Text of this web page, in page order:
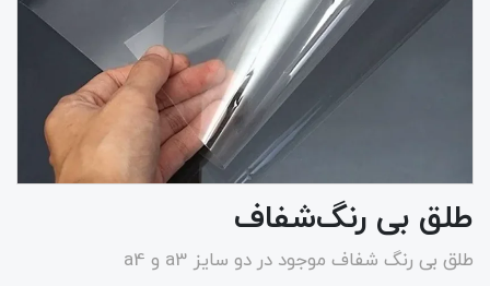
طلق بی رنگ‌شفاف
طلق بی رنگ شفاف موجود در دو سایز a3 و a4